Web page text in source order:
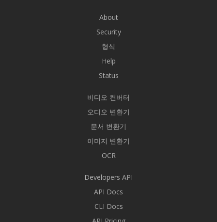
About
Security
형식
Help
Status
비디오 컨버터
오디오 변환기
문서 변환기
이미지 변환기
OCR
Developers API
API Docs
CLI Docs